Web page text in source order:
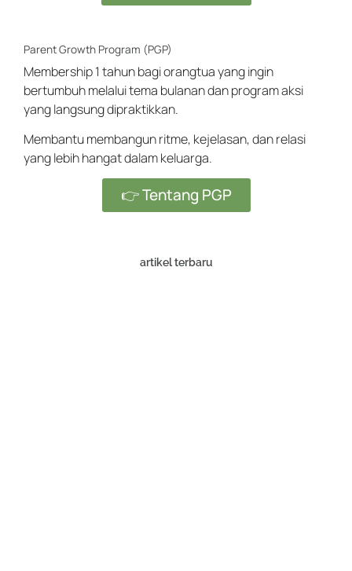
Parent Growth Program (PGP)
Membership 1 tahun bagi orangtua yang ingin
bertumbuh melalui tema bulanan dan program aksi
yang langsung dipraktikkan.
Membantu membangun ritme, kejelasan, dan relasi
yang lebih hangat dalam keluarga.
👉 Tentang PGP
artikel terbaru